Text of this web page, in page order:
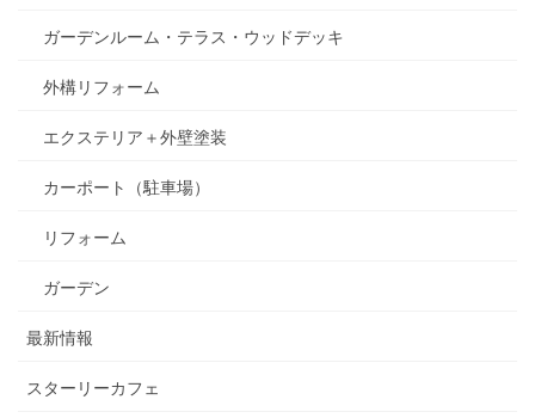
ガーデンルーム・テラス・ウッドデッキ
外構リフォーム
エクステリア＋外壁塗装
カーポート（駐車場）
リフォーム
ガーデン
最新情報
スターリーカフェ